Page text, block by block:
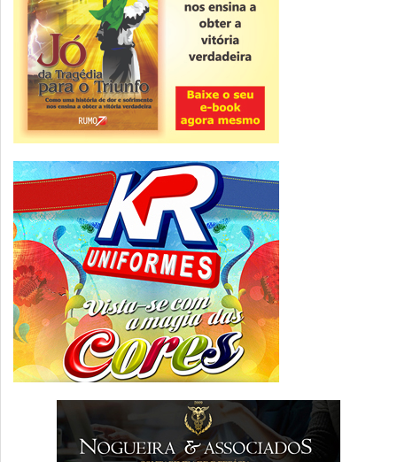
ver todas »